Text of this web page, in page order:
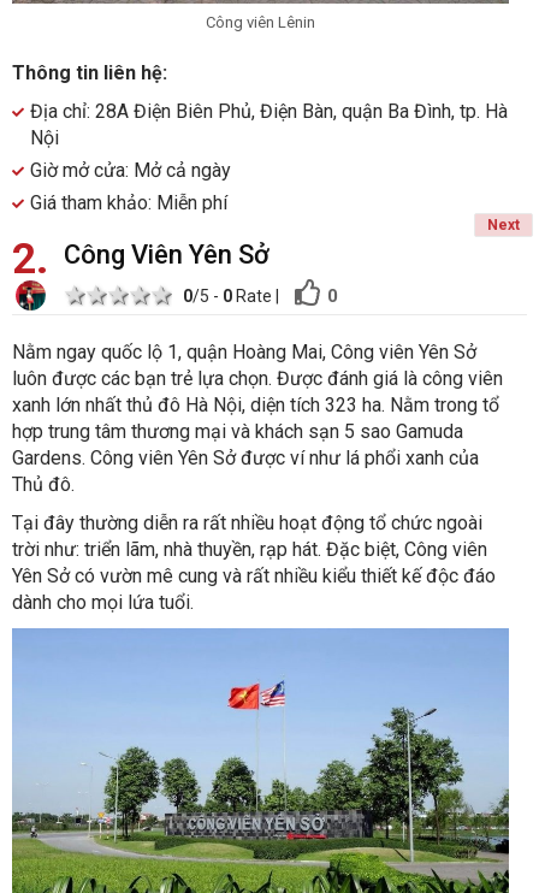
Công viên Lênin
Thông tin liên hệ:
Địa chỉ: 28A Điện Biên Phủ, Điện Bàn, quận Ba Đình, tp. Hà
Nội
Giờ mở cửa: Mở cả ngày
Giá tham khảo: Miễn phí
Next
2 Công Viên Yên Sở
5 stars
4 stars
3 stars
2 stars
1 star 0/5 - 0Rate | 0
Nằm ngay quốc lộ 1, quận Hoàng Mai, Công viên Yên Sở
luôn được các bạn trẻ lựa chọn. Được đánh giá là công viên
xanh lớn nhất thủ đô Hà Nội, diện tích 323 ha. Nằm trong tổ
hợp trung tâm thương mại và khách sạn 5 sao Gamuda
Gardens. Công viên Yên Sở được ví như lá phổi xanh của
Thủ đô.
Tại đây thường diễn ra rất nhiều hoạt động tổ chức ngoài
trời như: triển lãm, nhà thuyền, rạp hát. Đặc biệt, Công viên
Yên Sở có vườn mê cung và rất nhiều kiểu thiết kế độc đáo
dành cho mọi lứa tuổi.